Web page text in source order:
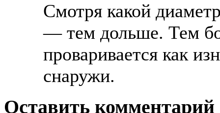
Смотря какой
— тем дольше. Тем
проваривается как
снаружи.
Оставить комментарий